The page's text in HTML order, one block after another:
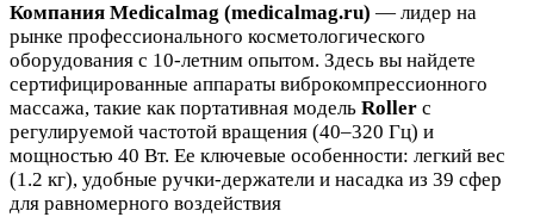
Компания Medicalmag (medicalmag.ru) — лидер на
рынке профессионального косметологического
оборудования с 10-летним опытом. Здесь вы найдете
сертифицированные аппараты виброкомпрессионного
массажа, такие как портативная модель Roller с
регулируемой частотой вращения (40–320 Гц) и
мощностью 40 Вт. Ее ключевые особенности: легкий вес
(1.2 кг), удобные ручки-держатели и насадка из 39 сфер
для равномерного воздействия